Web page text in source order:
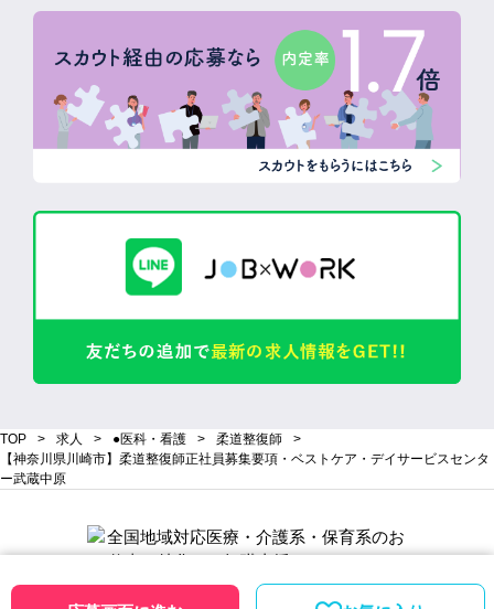
TOP 求人 ●医科・看護
柔道整復師
【神奈川県川崎市】柔道整復師正社員募集要項・ベストケア・デイサービスセンタ
ー武蔵中原